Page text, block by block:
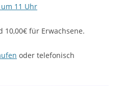
11 Uhr
für Erwachsene.
oder telefonisch